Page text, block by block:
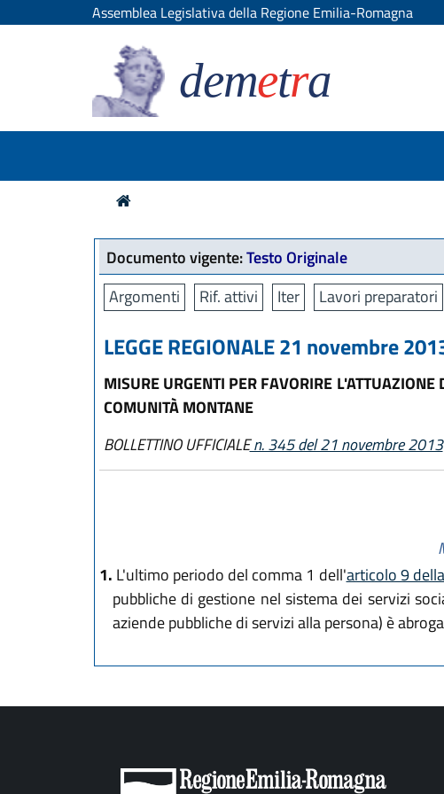
Assemblea Legislativa della Regione Emilia-Romagna
demetra
Documento vigente:Testo Originale
Argomenti
Rif. attivi Iter Lavori preparatori
LEGGE REGIONALE 21 novembre
MISURE URGENTI PER FAVORIRE
COMUNITÀ MONTANE
BOLLETTINO UFFICIALEn. 345 del 21 novembre 2013
1. L'ultimo periodo del comma 1 dell'articolo 9
pubbliche di gestione nel sistema dei servizi
aziende pubbliche di servizi alla persona) è